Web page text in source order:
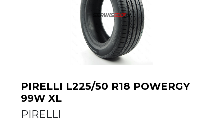
PIRELLI L225/50 R18 POWERGY
99W XL
PIRELLI